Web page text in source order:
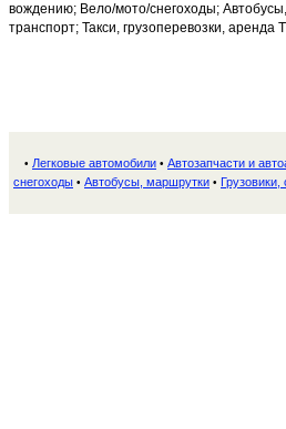
вождению; Вело/мото/снегоходы;
транспорт; Такси, грузоперевозки, аренда
• Легковые автомобили • Автозапчасти и
снегоходы • Автобусы, маршрутки • Грузовики,